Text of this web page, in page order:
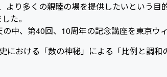
り多くの親睦の場を提供したいという目
た。
中、第40回、10周年の記念講座を東京ウ
における「数の神秘」による「比例と調